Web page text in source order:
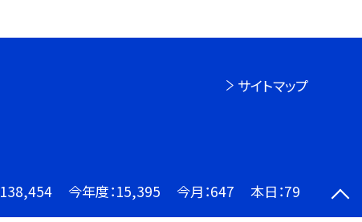
サイトマップ
138,454 今年度：15,395 今月：647 本日：79